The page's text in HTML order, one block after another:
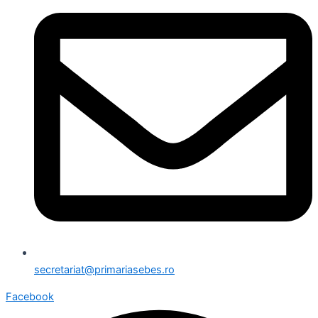
secretariat@primariasebes.ro
Facebook